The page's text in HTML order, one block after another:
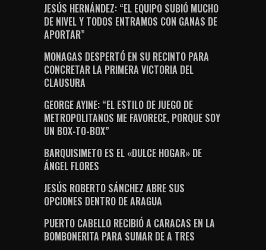
JESÚS HERNÁNDEZ: “EL EQUIPO SUBIÓ MUCHO
DE NIVEL Y TODOS ENTRAMOS CON GANAS DE
APORTAR”
MONAGAS DESPERTÓ EN SU RECINTO PARA
CONCRETAR LA PRIMERA VICTORIA DEL
CLAUSURA
GEORGE AYINE: “EL ESTILO DE JUEGO DE
METROPOLITANOS ME FAVORECE, PORQUE SOY
UN BOX-TO-BOX”
BARQUISIMETO ES EL «DULCE HOGAR» DE
ÁNGEL FLORES
JESÚS ROBERTO SÁNCHEZ ABRE SUS
OPCIONES DENTRO DE ARAGUA
PUERTO CABELLO RECIBIÓ A CARACAS EN LA
BOMBONERITA PARA SUMAR DE A TRES